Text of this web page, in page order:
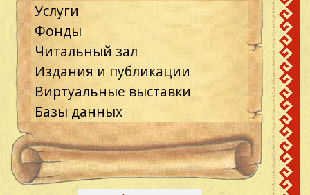
Услуги
Фонды
Читальный зал
Издания и публикации
Виртуальные выставки
Базы данных